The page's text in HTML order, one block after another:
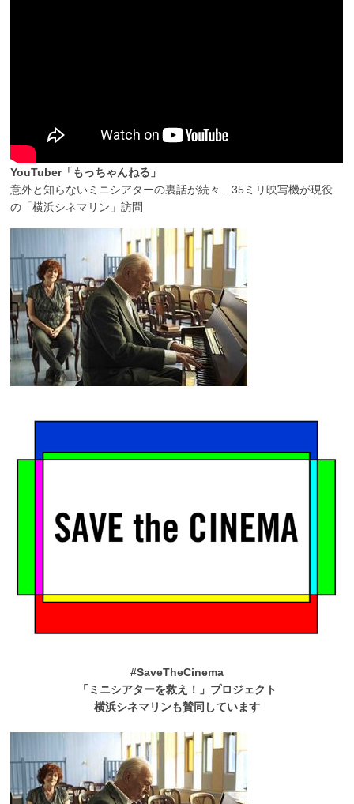
YouTuber「もっちゃんねる」
意外と知らないミニシアターの裏話が続々…35ミリ映写機が現役
の「横浜シネマリン」訪問
#SaveTheCinema
「ミニシアターを救え！」プロジェクト
横浜シネマリンも賛同しています